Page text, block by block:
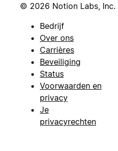
© 2026 Notion Labs, Inc.
Bedrijf
Over ons
Carrières
Beveiliging
Status
Voorwaarden en
privacy
Je
privacyrechten